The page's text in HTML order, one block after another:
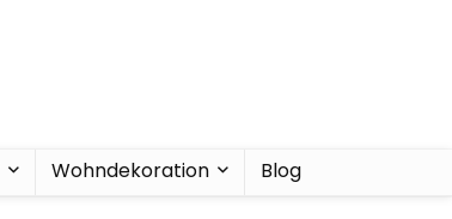
Wohndekoration Blog